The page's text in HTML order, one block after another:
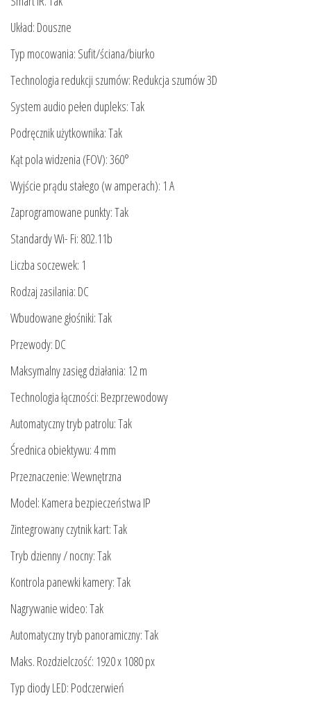
Układ: Douszne
Typ mocowania: Sufit/ściana/biurko
Technologia redukcji szumów: Redukcja szumów 3D
System audio pełen dupleks: Tak
Podręcznik użytkownika: Tak
Kąt pola widzenia (FOV): 360°
Wyjście prądu stałego (w amperach): 1 A
Zaprogramowane punkty: Tak
Standardy Wi- Fi: 802.11b
Liczba soczewek: 1
Rodzaj zasilania: DC
Wbudowane głośniki: Tak
Przewody: DC
Maksymalny zasięg działania: 12 m
Technologia łączności: Bezprzewodowy
Automatyczny tryb patrolu: Tak
Średnica obiektywu: 4 mm
Przeznaczenie: Wewnętrzna
Model: Kamera bezpieczeństwa IP
Zintegrowany czytnik kart: Tak
Tryb dzienny / nocny: Tak
Kontrola panewki kamery: Tak
Nagrywanie wideo: Tak
Automatyczny tryb panoramiczny: Tak
Maks. Rozdzielczość: 1920 x 1080 px
Typ diody LED: Podczerwień